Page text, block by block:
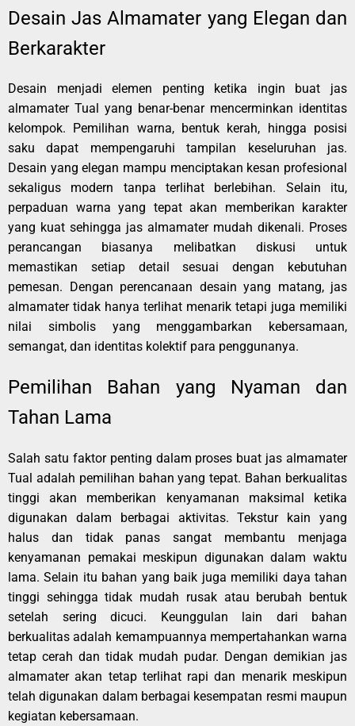
Desain Jas Almamater yang Elegan dan
Berkarakter
Desain menjadi elemen penting ketika ingin buat jas
almamater Tual yang benar-benar mencerminkan identitas
kelompok. Pemilihan warna, bentuk kerah, hingga posisi
saku dapat mempengaruhi tampilan keseluruhan jas.
Desain yang elegan mampu menciptakan kesan profesional
sekaligus modern tanpa terlihat berlebihan. Selain itu,
perpaduan warna yang tepat akan memberikan karakter
yang kuat sehingga jas almamater mudah dikenali. Proses
perancangan biasanya melibatkan diskusi untuk
memastikan setiap detail sesuai dengan kebutuhan
pemesan. Dengan perencanaan desain yang matang, jas
almamater tidak hanya terlihat menarik tetapi juga memiliki
nilai simbolis yang menggambarkan kebersamaan,
semangat, dan identitas kolektif para penggunanya.
Pemilihan Bahan yang Nyaman dan
Tahan Lama
Salah satu faktor penting dalam proses buat jas almamater
Tual adalah pemilihan bahan yang tepat. Bahan berkualitas
tinggi akan memberikan kenyamanan maksimal ketika
digunakan dalam berbagai aktivitas. Tekstur kain yang
halus dan tidak panas sangat membantu menjaga
kenyamanan pemakai meskipun digunakan dalam waktu
lama. Selain itu bahan yang baik juga memiliki daya tahan
tinggi sehingga tidak mudah rusak atau berubah bentuk
setelah sering dicuci. Keunggulan lain dari bahan
berkualitas adalah kemampuannya mempertahankan warna
tetap cerah dan tidak mudah pudar. Dengan demikian jas
almamater akan tetap terlihat rapi dan menarik meskipun
telah digunakan dalam berbagai kesempatan resmi maupun
kegiatan kebersamaan.